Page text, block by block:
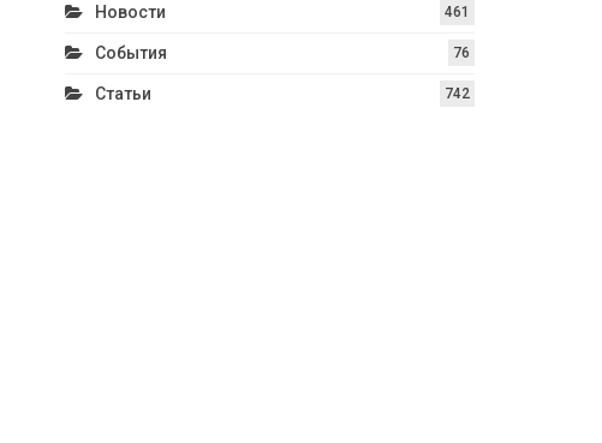
Новости 461
События 76
Статьи 742